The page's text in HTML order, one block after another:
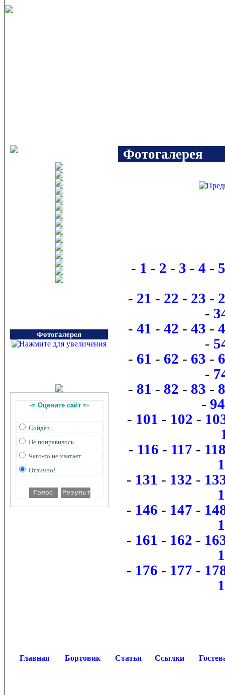
Фотогалерея
-= Оцените сайт =-
Сойдёт...
Не понравилось
Чего-то не хватает
Отлично!
Фотогалерея
- 1 - 2 - 3 - 4 - 5
- 21 - 22 - 23 -
-
- 41 - 42 - 43 -
-
- 61 - 62 - 63 -
-
- 81 - 82 - 83 -
- 94
- 101 - 102 -
- 116 - 117 -
- 131 - 132 -
- 146 - 147 -
- 161 - 162 -
- 176 - 177 -
Главная Бортовик Статьи Ссылки